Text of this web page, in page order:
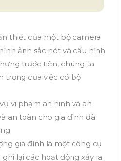
thiết của một bộ camera
ảnh sắc nét và cấu hình
trước tiên, chúng ta
trọng của việc có bộ
vi phạm an ninh và an
an toàn cho gia đình đã
gia đình là một công cụ
lại các hoạt động xảy ra